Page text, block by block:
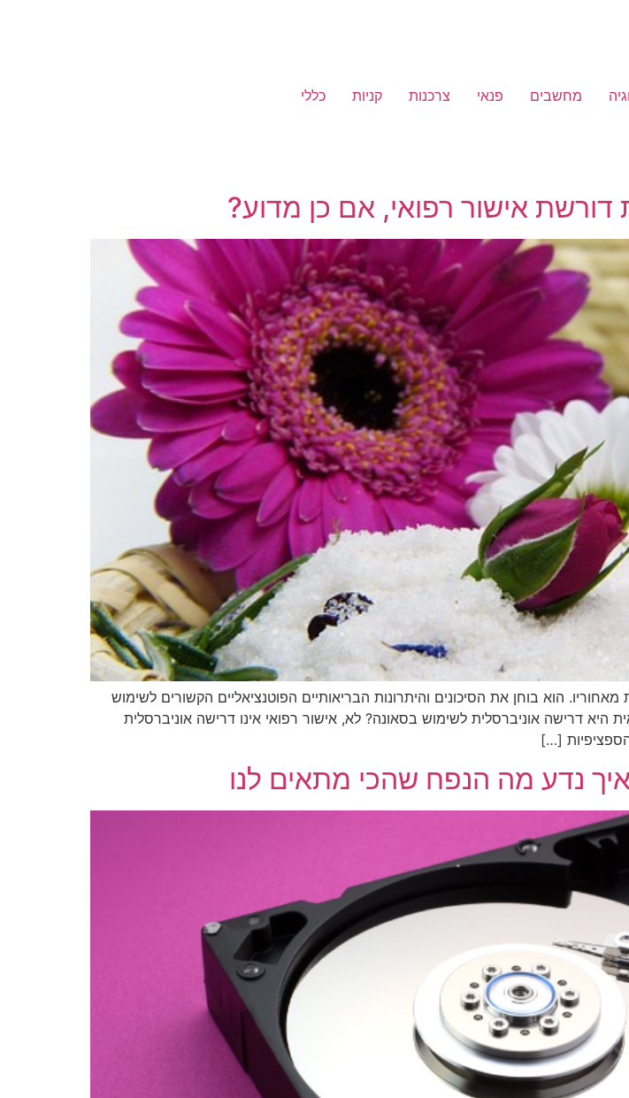
מחשבים פנאי צרכנות קניות כללי
אישור רפואי, אם כן מדוע?
הוא בוחן את הסיכונים והיתרונות הבריאותיים הפוטנציאליים הקשורים לשימוש
דרישה אוניברסלית לשימוש בסאונה? לא, אישור רפואי אינו דרישה אוניברסלית
[…]
ואיך נדע מה הנפח שהכי מתאים לנו